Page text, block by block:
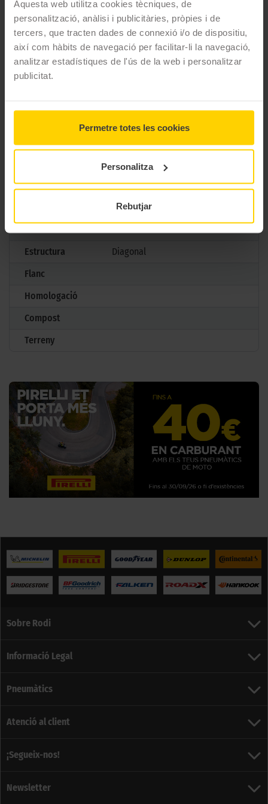
Aquesta web utilitza cookies tècniques, de
personalització, anàlisi i publicitàries, pròpies i de
tercers, que tracten dades de connexió i/o de dispositiu,
així com hàbits de navegació per facilitar-li la navegació,
analitzar estadístiques de l'ús de la web i personalitzar
publicitat.
Permetre totes les cookies
Personalitza
Rebutjar
carretera està a les teves mans!
CARACTERÍSTIQUES TÈCNIQUES
Marca
Carretera
Tipus
Sport
Estructura
Diagonal
Flanc
Homologació
Compost
Terreny
Sobre Rodi
Informació Legal
Pneumàtics
Atenció al client
¡Segueix-nos!
Newsletter